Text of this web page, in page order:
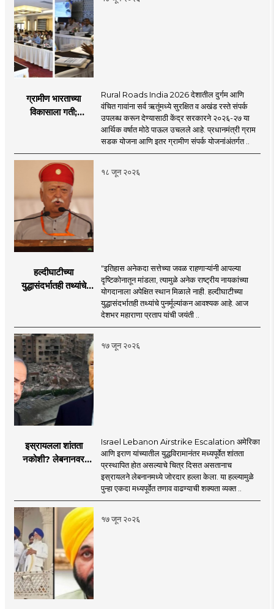
ग्रामीण भारताच्या
विकासाला गती;
लक्ष्य!
Rural Roads India 2026 देशातील दुर्गम आणि
वंचित गावांना सर्व ऋतूंमध्ये सुरक्षित व अखंड रस्ते संपर्क
उपलब्ध करून देण्यासाठी केंद्र सरकारने २०२६-२७ या
आर्थिक वर्षात मोठे पाऊल उचलले आहे. प्रधानमंत्री ग्राम
सडक योजना आणि इतर ग्रामीण संपर्क योजनांअंतर्गत ..
१८ जून २०२६
हल्दीघाटीच्या
युद्धासंदर्भातही तथ्यांचे
मोहनजी भागवत
"इतिहास अनेकदा सत्तेच्या जवळ राहणाऱ्यांनी आपल्या
दृष्टिकोनातून मांडला, त्यामुळे अनेक राष्ट्रीय नायकांच्या
योगदानाला अपेक्षित स्थान मिळाले नाही. हल्दीघाटीच्या
युद्धासंदर्भातही तथ्यांचे पुनर्मूल्यांकन आवश्यक आहे. आज
देशभर महाराणा प्रताप यांची जयंती ..
१७ जून २०२६
इस्रायलला शांतता
नकोशी? लेबनानवर
इराण-अमेरिकेत आरोप-
प्रत्यारोप
Israel Lebanon Airstrike Escalation अमेरिका
आणि इराण यांच्यातील युद्धविरामानंतर मध्यपूर्वेत शांतता
प्रस्थापित होत असल्याचे चित्र दिसत असतानाच
इस्रायलने लेबनानमध्ये जोरदार हल्ला केला. या हल्ल्यामुळे
पुन्हा एकदा मध्यपूर्वेत तणाव वाढण्याची शक्यता व्यक्त ..
१७ जून २०२६